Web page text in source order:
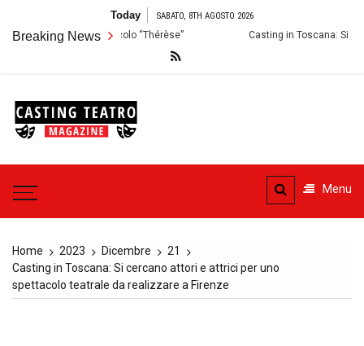
content
Today SABATO, 8TH AGOSTO 2026
Breaking News
per lo Spettacolo “Thérèse” Casting in Toscana: Si cercano
teatrali
Menu
Home 2023 Dicembre
21
Casting in Toscana: Si cercano attori e attrici per uno
spettacolo teatrale da realizzare a Firenze